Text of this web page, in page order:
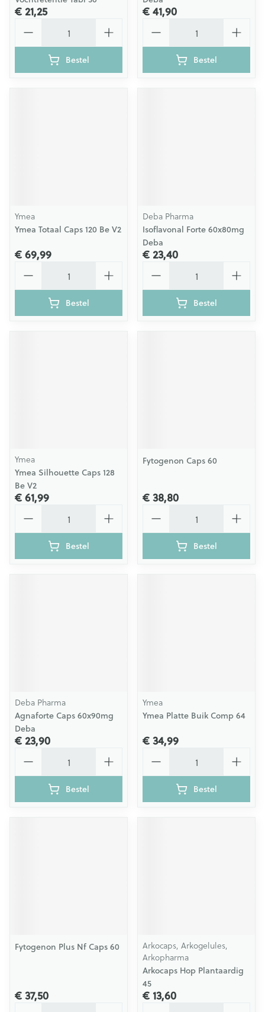
€ 21,25
Bestel
€ 41,90
Bestel
Ymea
Ymea Totaal Caps 120 Be V2
€ 69,99
Bestel
Deba Pharma
Isoflavonal Forte 60x80mg
Deba
€ 23,40
Bestel
Ymea
Ymea Silhouette Caps 128
Be V2
€ 61,99
Bestel
Fytogenon Caps 60
€ 38,80
Bestel
Deba Pharma
Agnaforte Caps 60x90mg
Deba
€ 23,90
Bestel
Ymea
Ymea Platte Buik Comp 64
€ 34,99
Bestel
Fytogenon Plus Nf Caps 60
€ 37,50
Arkocaps, Arkogelules,
Arkopharma
Arkocaps Hop Plantaardig
45
€ 13,60